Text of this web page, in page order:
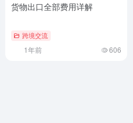
货物出口全部费用详解
跨境交流
1年前 606